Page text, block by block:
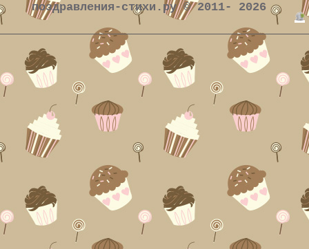
поздравления-стихи.ру © 2011- 2026